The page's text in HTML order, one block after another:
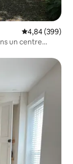
Évaluation
4,84 (399)
un centre